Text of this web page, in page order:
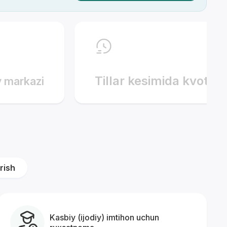
markazi Tillar kesimida
Kasbiy (ijodiy) imtihon uchun